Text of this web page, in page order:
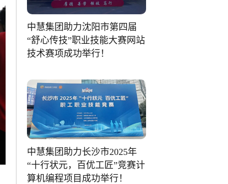
中慧集团助力沈阳市第四届
“舒心传技”职业技能大赛网站
技术赛项成功举行！
中慧集团助力长沙市2025年
“十行状元，百优工匠”竞赛计
算机编程项目成功举行！